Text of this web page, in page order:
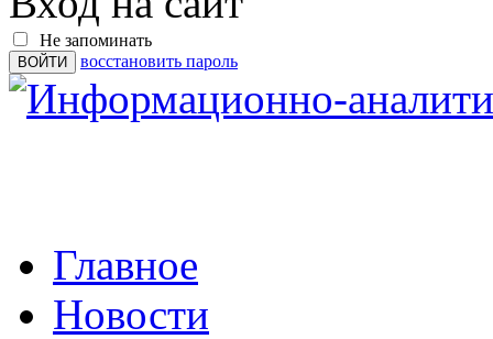
Не запоминать
восстановить пароль
Главное
Новости